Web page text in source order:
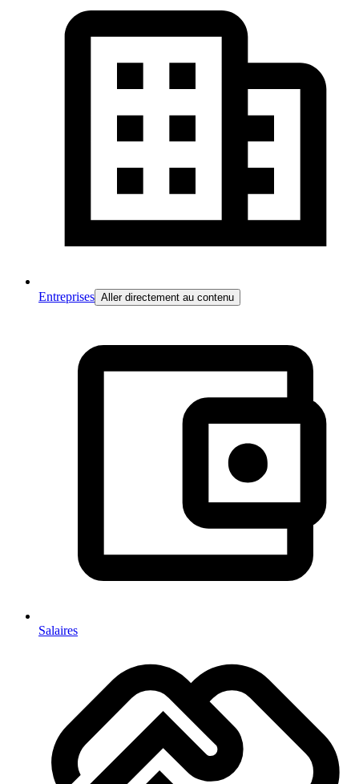
Entreprises Aller directement au contenu
Salaires